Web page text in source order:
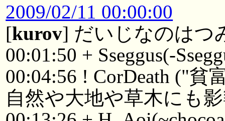
2009/02/11 00:00:00
[kurov] だいじなのはつ
00:01:50 + Sseggus(-
00:04:56 ! CorDeath ("
自然や大地や草木にも